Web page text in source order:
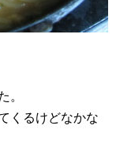
。
くるけどなかな